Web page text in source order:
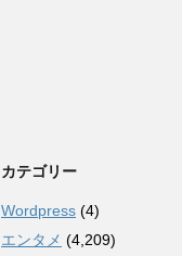
カテゴリー
Wordpress (4)
エンタメ (4,209)